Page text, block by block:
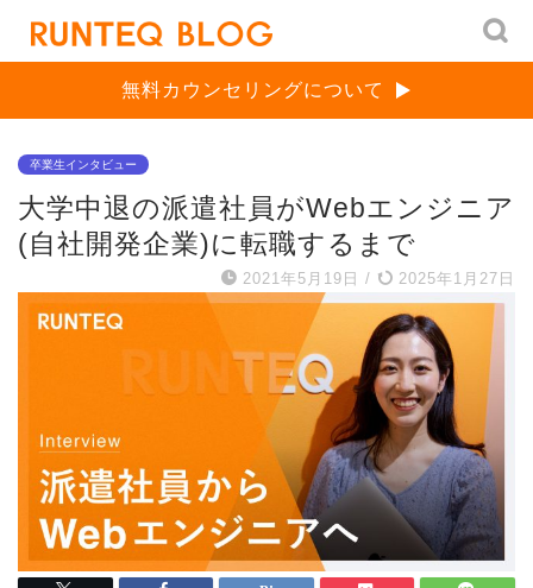
無料カウンセリングについて
卒業生インタビュー
大学中退の派遣社員がWebエンジニア
(自社開発企業)に転職するまで
2021年5月19日 / 2025年1月27日